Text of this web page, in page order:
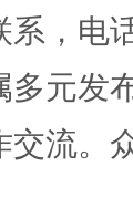
，电
元发
流。